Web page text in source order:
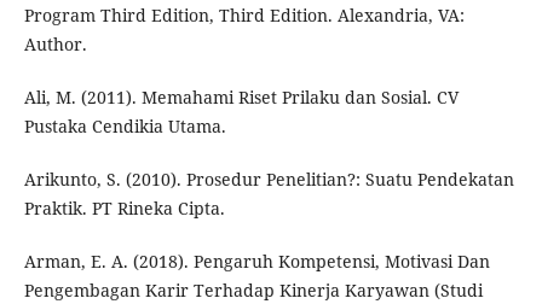
Program Third Edition, Third Edition. Alexandria, VA:
Author.
Ali, M. (2011). Memahami Riset Prilaku dan Sosial. CV
Pustaka Cendikia Utama.
Arikunto, S. (2010). Prosedur Penelitian?: Suatu Pendekatan
Praktik. PT Rineka Cipta.
Arman, E. A. (2018). Pengaruh Kompetensi, Motivasi Dan
Pengembagan Karir Terhadap Kinerja Karyawan (Studi